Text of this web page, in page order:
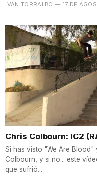
IVÁN TORRALBO — 17 DE
Chris Colbourn: IC2
Si has visto "We Are Blood"
Colbourn, y si no... este
que sufrió...